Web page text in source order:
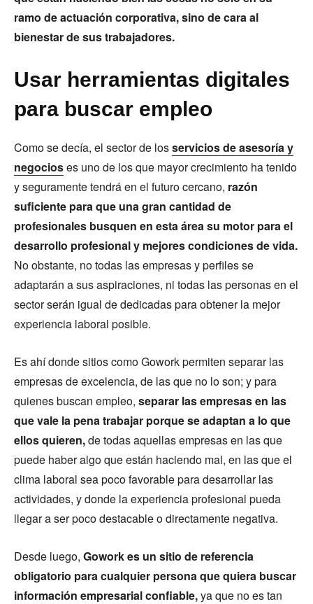
ramo de actuación corporativa, sino de cara al
bienestar de sus trabajadores.
Usar herramientas digitales
para buscar empleo
Como se decía, el sector de losservicios de asesoría y
negocioses uno de los que mayor crecimiento ha tenido
y seguramente tendrá en el futuro cercano, razón
suficiente para que una gran cantidad de
profesionales busquen en esta área su motor para el
desarrollo profesional y mejores condiciones de vida.
No obstante, no todas las empresas y perfiles se
adaptarán a sus aspiraciones, ni todas las personas en el
sector serán igual de dedicadas para obtener la mejor
experiencia laboral posible.
Es ahí donde sitios como Gowork permiten separar las
empresas de excelencia, de las que no lo son; y para
quienes buscan empleo, separar las empresas en las
que vale la pena trabajar porque se adaptan a lo que
ellos quieren,de todas aquellas empresas en las que
puede haber algo que están haciendo mal, en las que el
clima laboral sea poco favorable para desarrollar las
actividades, y donde la experiencia profesional pueda
llegar a ser poco destacable o directamente negativa.
Desde luego, Gowork es un sitio de referencia
obligatorio para cualquier persona que quiera buscar
información empresarial confiable,ya que no es tan